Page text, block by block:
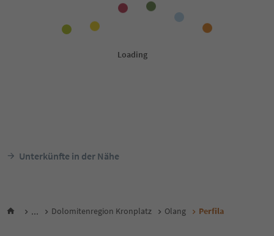
Unterkünfte in der Nähe
... Dolomitenregion Kronplatz Olang Perfila